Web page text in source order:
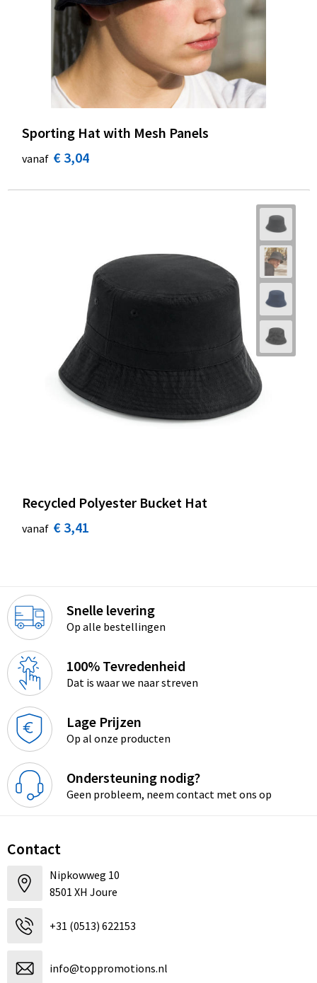
Sporting Hat with Mesh Panels
vanaf € 3,04
Recycled Polyester Bucket Hat
vanaf € 3,41
Snelle levering
Op alle bestellingen
100% Tevredenheid
Dat is waar we naar streven
Lage Prijzen
Op al onze producten
Ondersteuning nodig?
Geen probleem, neem contact met ons op
Contact
Nipkowweg 10
8501 XH Joure
+31 (0513) 622153
info@toppromotions.nl